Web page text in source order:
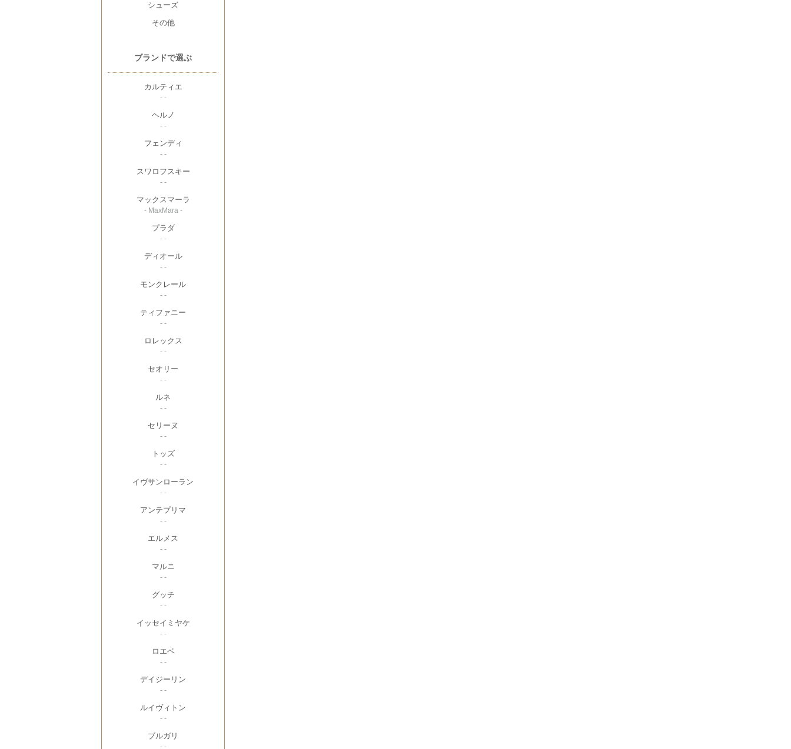
シューズ
その他
ブランドで選ぶ
カルティエ
- -
ヘルノ
- -
フェンディ
- -
スワロフスキー
- -
マックスマーラ
- MaxMara -
プラダ
- -
ディオール
- -
モンクレール
- -
ティファニー
- -
ロレックス
- -
セオリー
- -
ルネ
- -
セリーヌ
- -
トッズ
- -
イヴサンローラン
- -
アンテプリマ
- -
エルメス
- -
マルニ
- -
グッチ
- -
イッセイミヤケ
- -
ロエベ
- -
デイジーリン
- -
ルイヴィトン
- -
ブルガリ
- -